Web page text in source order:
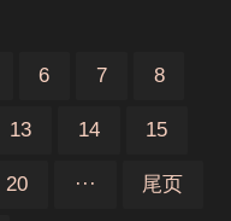
6 7 8
13 14 15
20 ··· 尾页